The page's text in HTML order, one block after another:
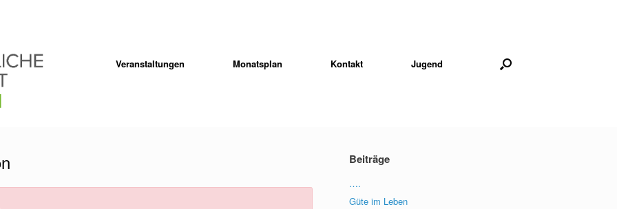
Veranstaltungen Monatsplan Kontakt Jugend
Beiträge
….
Güte im Leben